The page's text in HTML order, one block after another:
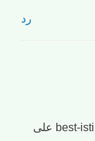
رد
أنا ممتن جدًا للحكمة التي يوفرها best-istikhara.com على